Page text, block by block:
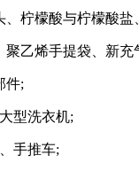
柠檬酸与柠檬酸
乙烯手提袋、新充
件;
型洗衣机;
手推车;